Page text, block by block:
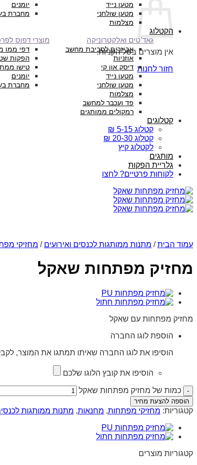
אין מוצרים בסל הקניות.
חזור לחנות
מטען נייד
מטען שולחני
מצלמות
יומנים
מחברת
הקטלוג
גאד’טים ואלקטרוניקה
אביזרים לסביבת מחשב
אוזניות
דיסק און קי
מטען נייד
מטען שולחני
מצלמות
פד ועכבר למחשב
רמקולים ממותגים
מוצרי דפוס
דפי ממו
הפקות
טישו
יומנים
מחברת
קטלוגים
קטלוג 5-15 ₪
קטלוג 20-30 ₪
לקטלוג קיץ
מותגים
גלריית הפקות
לקוחות פרטיים? לחצו
עמוד הבית / מתנות ממותגות לכנסים ואירועים / מחזיקי
מחזיק מפתחות שאקל
מחזיק מפתחות עם שאקל
הוספת לוגו החברה
הוסיפו את לוגו החברה שאיתו תמתגו את המוצר,
הוסיפו את קובץ הלוגו שלכם
כמות של מחזיק מפתחות שאקל
הוספה להצעת מחיר
קטגוריות: מחזיקי מפתחות, מחנאות, מתנות ממותגות
קטגוריות מוצרים